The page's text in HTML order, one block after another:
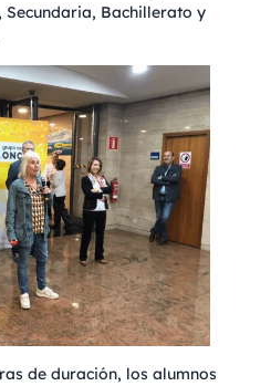
Secundaria, Bachillerato y
de duración, los alumnos